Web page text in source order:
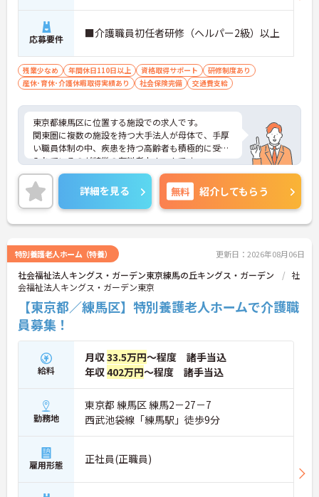
応募要件 ■介護職員初任者研修（ヘルパー2級）以上
残業少なめ 年間休日110日以上 資格取得サポート
研修制度あり
産休･育休･介護休暇取得実績あり
社会保険完備 交通費支給
東京都練馬区に位置する施設での求人です。
関東圏に複数の施設を持つ大手法人が母体で、手厚
い職員体制の中、疾患を持つ高齢者も積極的に受け
入れているのが特徴の有料老人ホームです。
ご興味のある方は面接ポイントなどをお伝えします
ので、お気軽にお問い合わせください。
詳細を見る 無料 紹介してもらう
特別養護老人ホーム（特養） 更新日：2026年08月06日
社会福祉法人キングス・ガーデン東京練馬の丘キングス・ガーデン
社
会福祉法人キングス・ガーデン東京
【東京都／練馬区】特別養護老人ホームで介護職
員募集！
給料
月収33.5万円～程度 諸手当込
年収402万円～程度 諸手当込
勤務地
東京都 練馬区 練馬2－27－7
西武池袋線「練馬駅」徒歩9分
雇用形態 正社員(正職員)